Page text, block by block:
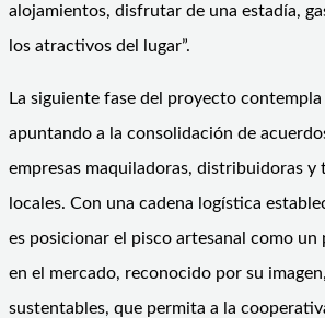
alojamientos, disfrutar de una estadía,
los atractivos del lugar”.
La siguiente fase del proyecto
apuntando a la consolidación de
empresas maquiladoras, distribuidoras y
locales. Con una cadena logística
es posicionar el pisco artesanal como
en el mercado, reconocido por su
sustentables, que permita a la